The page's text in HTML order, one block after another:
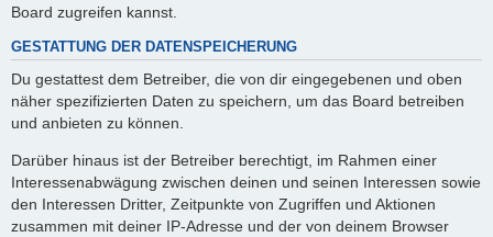
Board zugreifen kannst.
GESTATTUNG DER DATENSPEICHERUNG
Du gestattest dem Betreiber, die von dir eingegebenen und oben
näher spezifizierten Daten zu speichern, um das Board betreiben
und anbieten zu können.
Darüber hinaus ist der Betreiber berechtigt, im Rahmen einer
Interessenabwägung zwischen deinen und seinen Interessen sowie
den Interessen Dritter, Zeitpunkte von Zugriffen und Aktionen
zusammen mit deiner IP-Adresse und der von deinem Browser